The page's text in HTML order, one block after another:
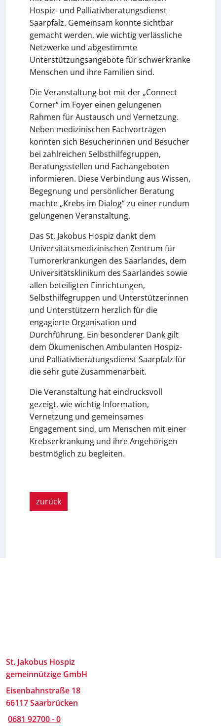
Hospiz- und Palliativberatungsdienst
Saarpfalz. Gemeinsam konnte sichtbar
gemacht werden, wie wichtig verlässliche
Netzwerke und abgestimmte
Unterstützungsangebote für schwerkranke
Menschen und ihre Familien sind.
Die Veranstaltung bot mit der „Connect
Corner“ im Foyer einen gelungenen
Rahmen für Austausch und Vernetzung.
Neben medizinischen Fachvorträgen
konnten sich Besucherinnen und Besucher
bei zahlreichen Selbsthilfegruppen,
Beratungsstellen und Fachangeboten
informieren. Diese Verbindung aus Wissen,
Begegnung und persönlicher Beratung
machte „Krebs im Dialog“ zu einer rundum
gelungenen Veranstaltung.
Das St. Jakobus Hospiz dankt dem
Universitätsmedizinischen Zentrum für
Tumorerkrankungen des Saarlandes, dem
Universitätsklinikum des Saarlandes sowie
allen beteiligten Einrichtungen,
Selbsthilfegruppen und Unterstützerinnen
und Unterstützern herzlich für die
engagierte Organisation und
Durchführung. Ein besonderer Dank gilt
dem Ökumenischen Ambulanten Hospiz-
und Palliativberatungsdienst Saarpfalz für
die sehr gute Zusammenarbeit.
Die Veranstaltung hat eindrucksvoll
gezeigt, wie wichtig Information,
Vernetzung und gemeinsames
Engagement sind, um Menschen mit einer
Krebserkrankung und ihre Angehörigen
bestmöglich zu begleiten.
zurück
St. Jakobus Hospiz
gemeinnützige GmbH
Eisenbahnstraße 18
66117 Saarbrücken
0681 92700 - 0